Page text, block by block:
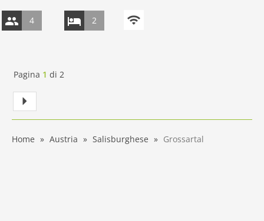
4 2
Pagina 1 di 2
Home Austria Salisburghese Grossartal